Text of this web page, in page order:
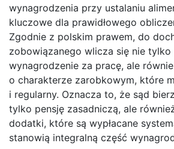
wynagrodzenia przy ustalaniu
kluczowe dla prawidłowego
Zgodnie z polskim prawem, do
zobowiązanego wlicza się nie
wynagrodzenie za pracę, ale
o charakterze zarobkowym, które
i regularny. Oznacza to, że sąd
tylko pensję zasadniczą, ale
dodatki, które są wypłacane
stanowią integralną część